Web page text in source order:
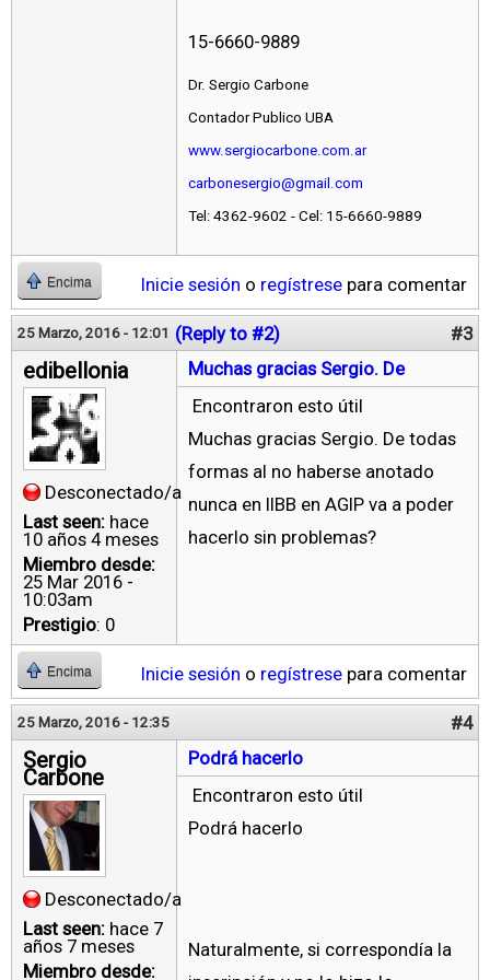
15-6660-9889
Dr. Sergio Carbone
Contador Publico UBA
www.sergiocarbone.com.ar
carbonesergio@gmail.com
Tel: 4362-9602 - Cel: 15-6660-9889
Encima Inicie sesión o regístrese para comentar
25 Marzo, 2016 - 12:01 (Reply to #2) #3
edibellonia
Desconectado/a
Last seen: hace
10 años 4 meses
Miembro desde:
25 Mar 2016 -
10:03am
Prestigio: 0
Muchas gracias Sergio. De
Encontraron esto útil
Muchas gracias Sergio. De todas
formas al no haberse anotado
nunca en IIBB en AGIP va a poder
hacerlo sin problemas?
Encima Inicie sesión o regístrese para comentar
25 Marzo, 2016 - 12:35 #4
Sergio
Carbone
Desconectado/a
Last seen: hace 7
años 7 meses
Miembro desde:
Podrá hacerlo
Encontraron esto útil
Podrá hacerlo
Naturalmente, si correspondía la